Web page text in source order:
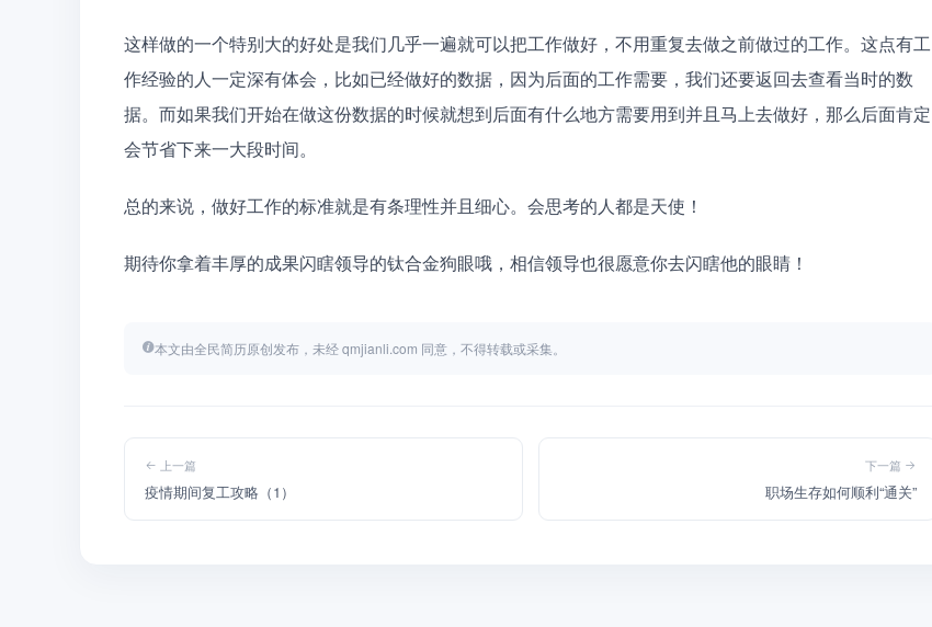
这样做的一个特别大的好处是我们几乎一遍就可以把工作做好，不用重复去做之前做过的工作。这点有工
作经验的人一定深有体会，比如已经做好的数据，因为后面的工作需要，我们还要返回去查看当时的数
据。而如果我们开始在做这份数据的时候就想到后面有什么地方需要用到并且马上去做好，那么后面肯定
会节省下来一大段时间。
总的来说，做好工作的标准就是有条理性并且细心。会思考的人都是天使！
期待你拿着丰厚的成果闪瞎领导的钛合金狗眼哦，相信领导也很愿意你去闪瞎他的眼睛！
本文由全民简历原创发布，未经 qmjianli.com 同意，不得转载或采集。
上一篇
疫情期间复工攻略（1）
下一篇
职场生存如何顺利“通关”